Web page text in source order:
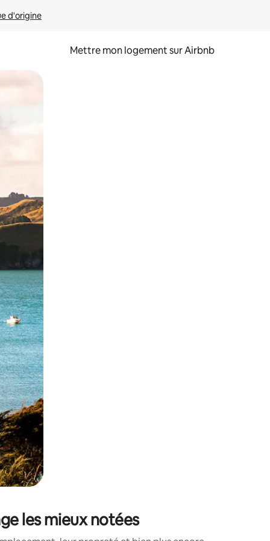
d'origine
Mettre mon logement sur Airbnb
glisser.
les mieux notées